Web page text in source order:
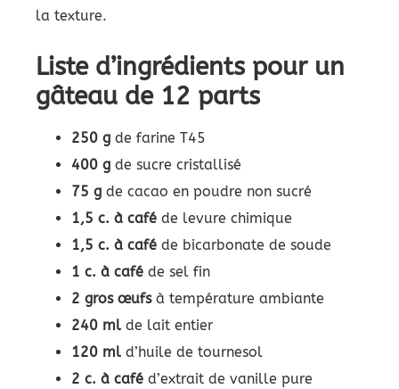
la texture.
Liste d’ingrédients pour un
gâteau de 12 parts
250 g de farine T45
400 g de sucre cristallisé
75 g de cacao en poudre non sucré
1,5 c. à café de levure chimique
1,5 c. à café de bicarbonate de soude
1 c. à café de sel fin
2 gros œufsà température ambiante
240 ml de lait entier
120 ml d’huile de tournesol
2 c. à café d’extrait de vanille pure